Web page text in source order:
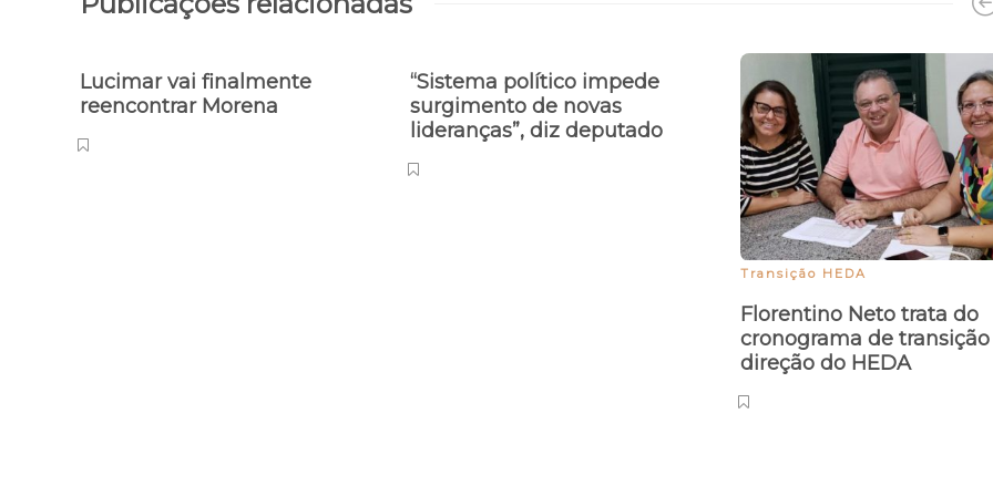
Lucimar vai finalmente
reencontrar Morena
“Sistema político impede
surgimento de novas
lideranças”, diz deputado
Transição HEDA
Florentino Neto trata do
cronograma de transição
direção do HEDA